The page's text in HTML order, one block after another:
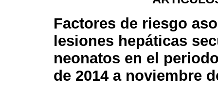
Factores de riesgo
lesiones hepáticas
neonatos en el
de 2014 a noviembre